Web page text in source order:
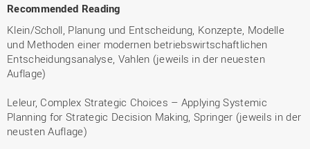
Recommended Reading
Klein/Scholl, Planung und Entscheidung, Konzepte, Modelle
und Methoden einer modernen betriebswirtschaftlichen
Entscheidungsanalyse, Vahlen (jeweils in der neuesten
Auflage)
Leleur, Complex Strategic Choices – Applying Systemic
Planning for Strategic Decision Making, Springer (jeweils in der
neusten Auflage)